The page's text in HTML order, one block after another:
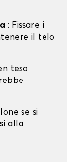
: Fissare i
il telo
teso
se si
alla